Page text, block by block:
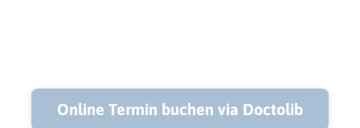
Online Termin buchen via Doctolib